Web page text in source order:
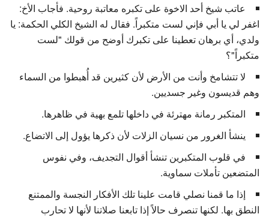
عاتب شيخ أحد الاخوة على تكبره معاتبة روحية. فأجاب الأخ:
اغفر لي يا أبي فإني لست متكبراً. فقال له الشيخ الكلي الحكمة: يا
ولدي، أي برهان تعطينا على تكبرك أوضح من قولك "لست
متكبراً"؟
لا تتشامخ وأنت من الأرض لأن كثيرين قد أُهبطوا من السماء
وهم قديسون وغير جسديين.
المتكبر رمانة مهترئة في داخلها تلمع بهية في ظاهرها.
ينشأ الغرور من نسيان الزلات لأن ذكرها يؤول إلى الاتضاع.
في قلوب المتكبرين تنشأ أقوال التجديف، وفي نفوس
المتضعين تأملات سماوية.
إذا ما قمنا نصلي قامت علينا تلك الأفكار النجسة والممتنع
النطق بها. لكنها تنصرف حالاً إذا تابعنا صلاتنا لأنها لا تحارب